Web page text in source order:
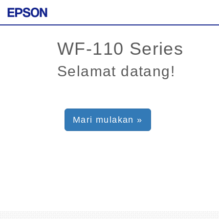
Selamat datang!
Mari mulakan »